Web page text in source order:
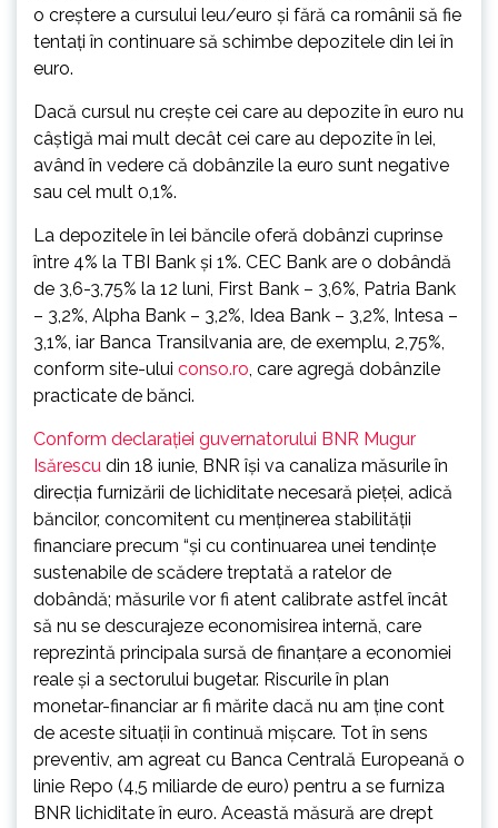
o creştere a cursului leu/euro şi fără ca românii să fie
tentaţi în continuare să schimbe depozitele din lei în
euro.
Dacă cursul nu creşte cei care au depozite în euro nu
câştigă mai mult decât cei care au depozite în lei,
având în vedere că dobânzile la euro sunt negative
sau cel mult 0,1%.
La depozitele în lei băncile oferă dobânzi cuprinse
între 4% la TBI Bank şi 1%. CEC Bank are o dobândă
de 3,6-3,75% la 12 luni, First Bank – 3,6%, Patria Bank
– 3,2%, Alpha Bank – 3,2%, Idea Bank – 3,2%, Intesa –
3,1%, iar Banca Transilvania are, de exemplu, 2,75%,
conform site-ului conso.ro, care agregă dobânzile
practicate de bănci.
Conform declaraţiei guvernatorului BNR Mugur
Isărescu din 18 iunie, BNR îşi va canaliza măsurile în
direcţia furnizării de lichiditate necesară pieţei, adică
băncilor, concomitent cu menţinerea stabilităţii
financiare precum “şi cu continuarea unei tendinţe
sustenabile de scădere treptată a ratelor de
dobândă; măsurile vor fi atent calibrate astfel încât
să nu se descurajeze economisirea internă, care
reprezintă principala sursă de finanţare a economiei
reale şi a sectorului bugetar. Riscurile în plan
monetar-financiar ar fi mărite dacă nu am ţine cont
de aceste situaţii în continuă mişcare. Tot în sens
preventiv, am agreat cu Banca Centrală Europeană o
linie Repo (4,5 miliarde de euro) pentru a se furniza
BNR lichiditate în euro. Această măsură are drept